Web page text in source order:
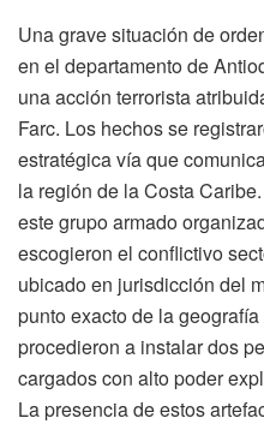
Una grave situación de
en el departamento de
una acción terrorista
Farc. Los hechos se
estratégica vía que
la región de la Costa
este grupo armado
escogieron el conflictivo
ubicado en jurisdicción del
punto exacto de la
procedieron a instalar dos
cargados con alto poder
La presencia de estos